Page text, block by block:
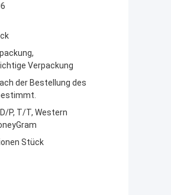
Verpackung
der Bestellung des
P, T/T, Western
Stück